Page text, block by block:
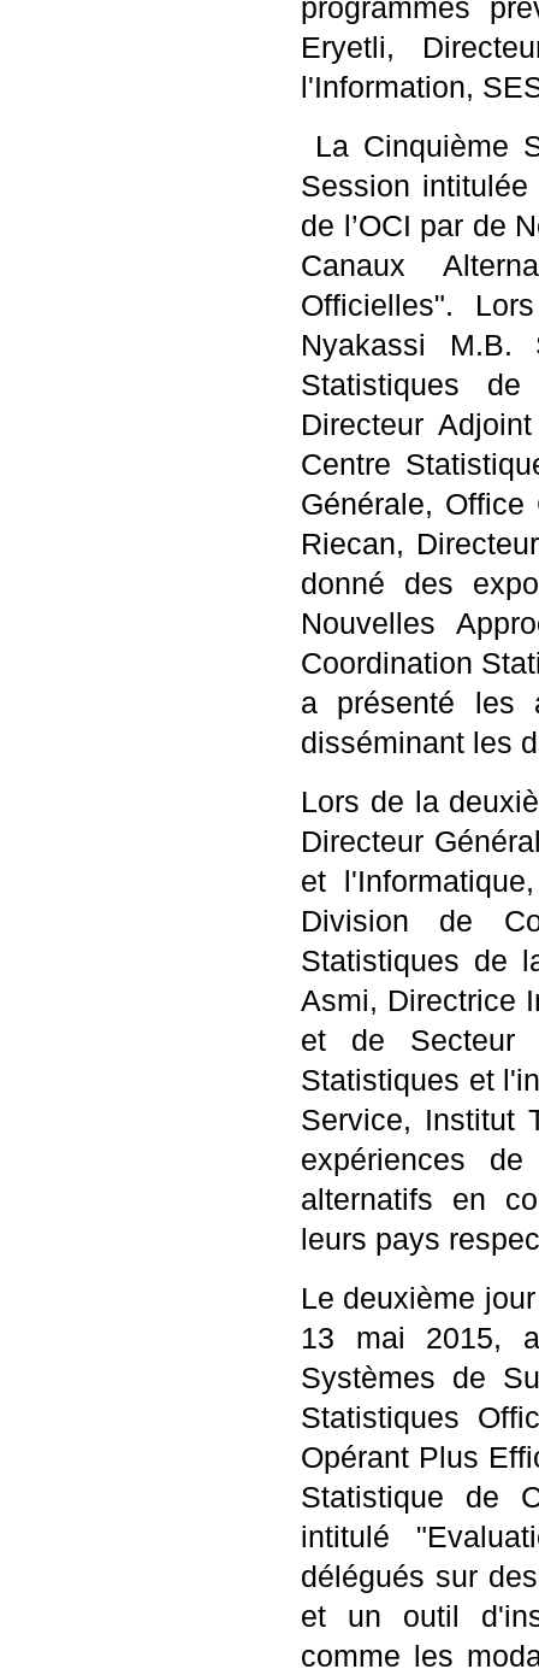
programmes
Eryetli,
l'Information,
La Cinquième
Session
de l’OCI par de
Canaux
Officielles".
Nyakassi M.B.
Statistiques
Directeur
Centre
Générale,
Riecan,
donné des
Nouvelles
Coordination
a présenté les
disséminant les
Lors de la
Directeur
et
Division de
Statistiques de
Asmi, Directrice
et de Secteur
Statistiques et
Service, Institut
expériences
alternatifs en
leurs pays
Le deuxième
13 mai 2015,
Systèmes de
Statistiques
Opérant Plus
Statistique de
intitulé
délégués sur
et un outil
comme les